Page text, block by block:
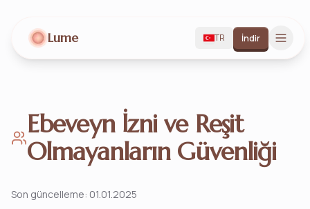
Lume TR İndir
Ebeveyn İzni ve Reşit
Olmayanların Güvenliği
Son güncelleme: 01.01.2025